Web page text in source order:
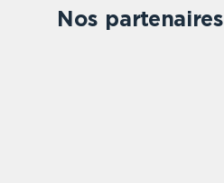
Nos partenaires